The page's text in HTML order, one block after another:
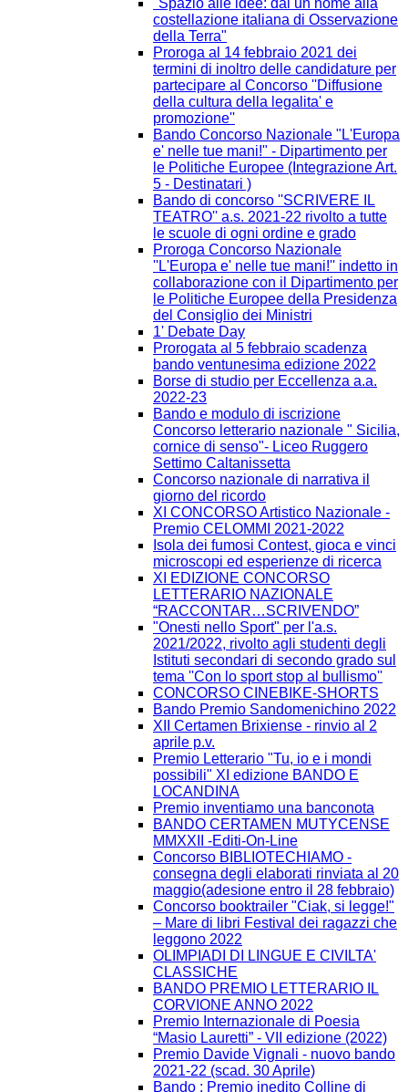
"Spazio alle idee: dai un nome alla
costellazione italiana di Osservazione
della Terra"
Proroga al 14 febbraio 2021 dei
termini di inoltro delle candidature per
partecipare al Concorso ''Diffusione
della cultura della legalita' e
promozione''
Bando Concorso Nazionale "L'Europa
e' nelle tue mani!" - Dipartimento per
le Politiche Europee (Integrazione Art.
5 - Destinatari )
Bando di concorso ''SCRIVERE IL
TEATRO'' a.s. 2021-22 rivolto a tutte
le scuole di ogni ordine e grado
Proroga Concorso Nazionale
''L'Europa e' nelle tue mani!'' indetto in
collaborazione con il Dipartimento per
le Politiche Europee della Presidenza
del Consiglio dei Ministri
1' Debate Day
Prorogata al 5 febbraio scadenza
bando ventunesima edizione 2022
Borse di studio per Eccellenza a.a.
2022-23
Bando e modulo di iscrizione
Concorso letterario nazionale " Sicilia,
cornice di senso"- Liceo Ruggero
Settimo Caltanissetta
Concorso nazionale di narrativa il
giorno del ricordo
XI CONCORSO Artistico Nazionale -
Premio CELOMMI 2021-2022
Isola dei fumosi Contest, gioca e vinci
microscopi ed esperienze di ricerca
XI EDIZIONE CONCORSO
LETTERARIO NAZIONALE
“RACCONTAR…SCRIVENDO”
"Onesti nello Sport" per l'a.s.
2021/2022, rivolto agli studenti degli
Istituti secondari di secondo grado sul
tema ''Con lo sport stop al bullismo''
CONCORSO CINEBIKE-SHORTS
Bando Premio Sandomenichino 2022
XII Certamen Brixiense - rinvio al 2
aprile p.v.
Premio Letterario "Tu, io e i mondi
possibili" XI edizione BANDO E
LOCANDINA
Premio inventiamo una banconota
BANDO CERTAMEN MUTYCENSE
MMXXII -Editi-On-Line
Concorso BIBLIOTECHIAMO -
consegna degli elaborati rinviata al 20
maggio(adesione entro il 28 febbraio)
Concorso booktrailer "Ciak, si legge!"
– Mare di libri Festival dei ragazzi che
leggono 2022
OLIMPIADI DI LINGUE E CIVILTA'
CLASSICHE
BANDO PREMIO LETTERARIO IL
CORVIONE ANNO 2022
Premio Internazionale di Poesia
“Masio Lauretti” - VII edizione (2022)
Premio Davide Vignali - nuovo bando
2021-22 (scad. 30 Aprile)
Bando : Premio inedito Colline di